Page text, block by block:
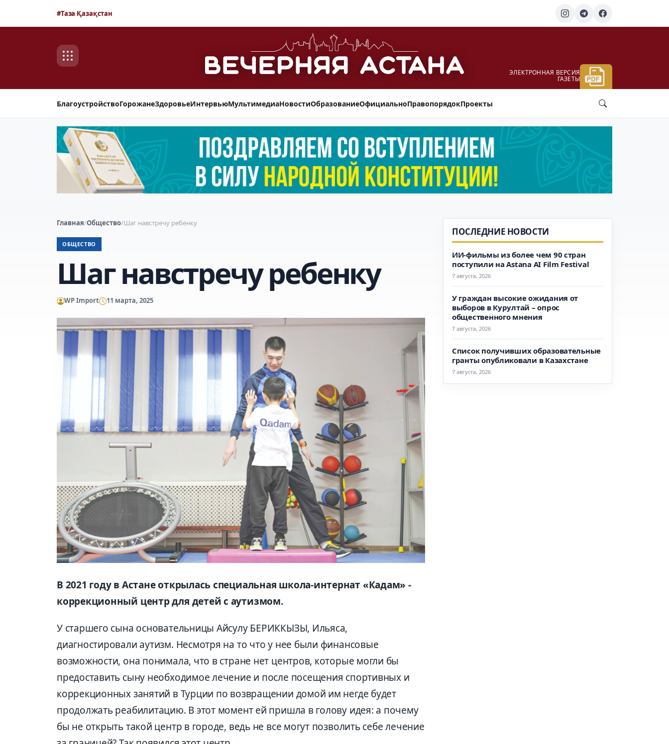
#Таза Қазақстан
ЭЛЕКТРОННАЯ ВЕРСИЯ
ГАЗЕТЫ
БлагоустройствоГорожанеЗдоровьеИнтервьюМультимедиаНовостиОбразованиеОфициальноПравопорядокПроекты
Главная/Общество/Шаг навстречу ребенку
ОБЩЕСТВО
Шаг навстречу ребенку
WP Import 11 марта, 2025
В 2021 году в Астане открылась специальная школа-интернат «Кадам» -
коррекционный центр для детей с аутизмом.
У старшего сына основательницы Айсулу БЕРИККЫЗЫ, Ильяса,
диагностировали аутизм. Несмотря на то что у нее были финансовые
возможности, она понимала, что в стране нет центров, которые могли бы
предоставить сыну необходимое лечение и после посещения спортивных и
коррекционных занятий в Турции по возвращении домой им негде будет
продолжать реабилитацию. В этот момент ей пришла в голову идея: а почему
бы не открыть такой центр в городе, ведь не все могут позволить себе лечение
ПОСЛЕДНИЕ НОВОСТИ
ИИ-фильмы из более чем 90 стран
поступили на Astana AI Film Festival
7 августа, 2026
У граждан высокие ожидания от
выборов в Курултай – опрос
общественного мнения
7 августа, 2026
Список получивших образовательные
гранты опубликовали в Казахстане
7 августа, 2026